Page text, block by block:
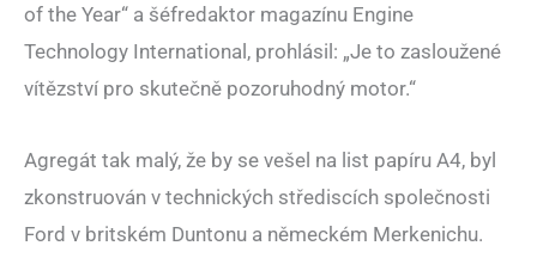
of the Year“ a šéfredaktor magazínu Engine
Technology International, prohlásil: „Je to zasloužené
vítězství pro skutečně pozoruhodný motor.“
Agregát tak malý, že by se vešel na list papíru A4, byl
zkonstruován v technických střediscích společnosti
Ford v britském Duntonu a německém Merkenichu.